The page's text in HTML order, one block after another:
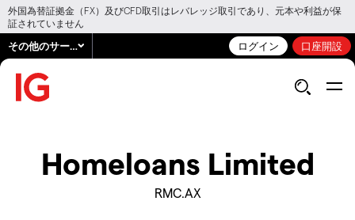
外国為替証拠金（FX）及びCFD取引はレバレッジ取引であり、元本や利益が保
証されていません
その他のサービス ログイン 口座開設
Homeloans Limited
RMC.AX